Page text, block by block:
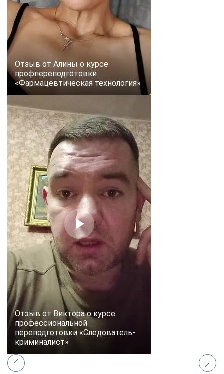
Отзыв от Алины о курсе
профпереподготовки
«Фармацевтическая технология»
Отзыв от Виктора о курсе
профессиональной
переподготовки «Следователь-
криминалист»